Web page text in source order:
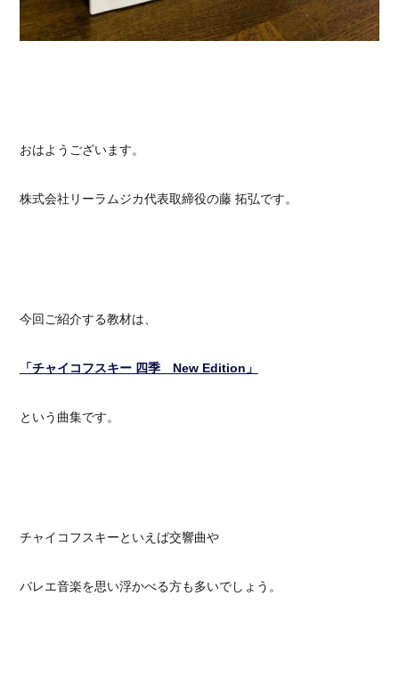
おはようございます。
株式会社リーラムジカ代表取締役の藤 拓弘です。
今回ご紹介する教材は、
「チャイコフスキー 四季 New Edition」
という曲集です。
チャイコフスキーといえば交響曲や
バレエ音楽を思い浮かべる方も多いでしょう。